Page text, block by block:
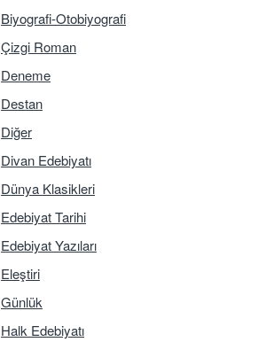
Biyografi-Otobiyografi
Çizgi Roman
Deneme
Destan
Diğer
Divan Edebiyatı
Dünya Klasikleri
Edebiyat Tarihi
Edebiyat Yazıları
Eleştiri
Günlük
Halk Edebiyatı